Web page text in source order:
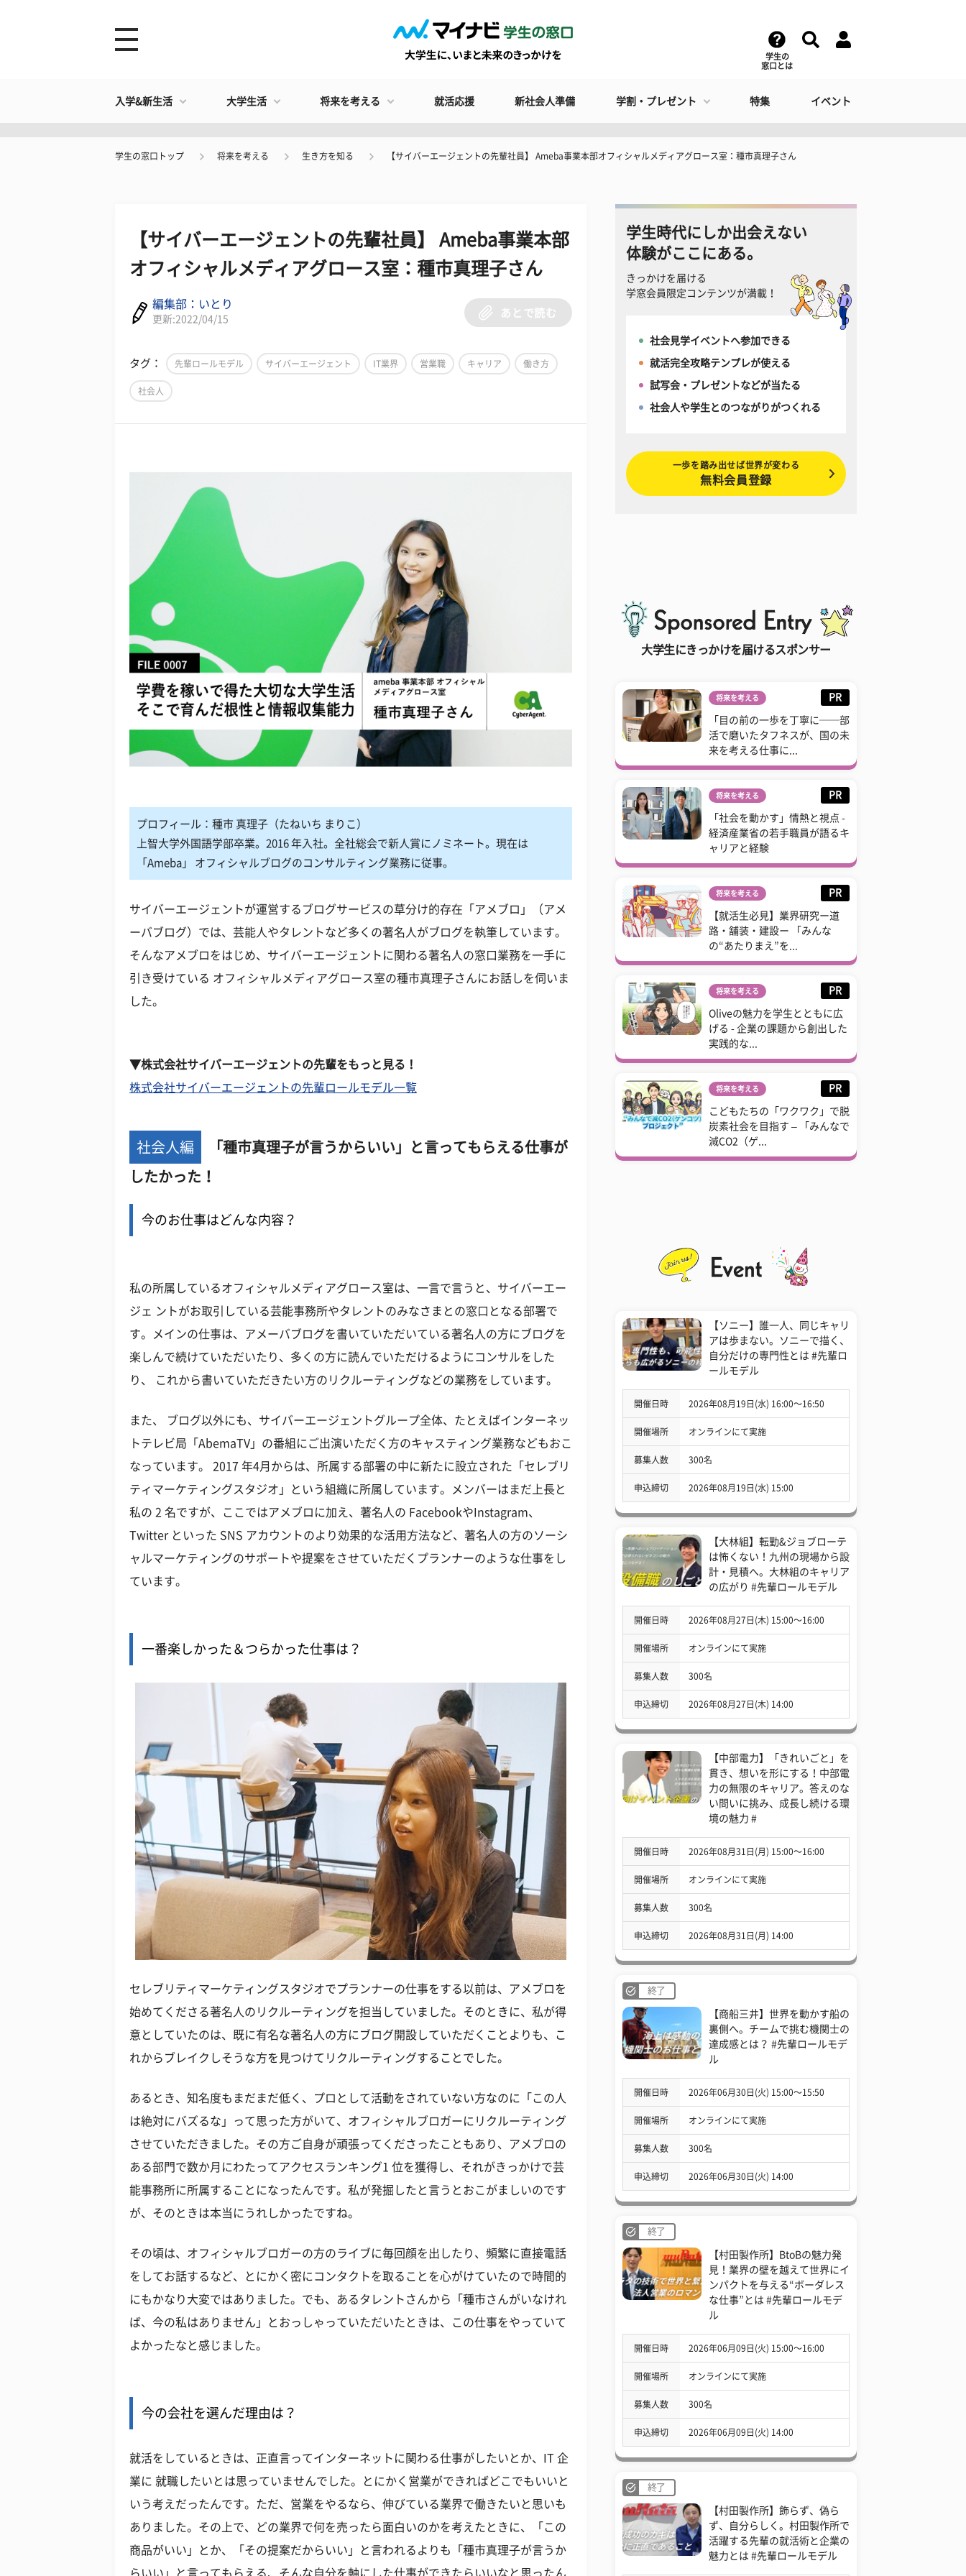
学生の
窓口とは
入学&新生活 大学生活 将来を考える 就活応援 新社会人準備 学割・プレゼント 特集 イベント
学生の窓口トップ 将来を考える 生き方を知る 【サイバーエージェントの先輩社員】 Ameba事業本部オフィシャルメディアグロース室：種市真理子さん
【サイバーエージェントの先輩社員】 Ameba事業本部
オフィシャルメディアグロース室：種市真理子さん
編集部：いとり
更新:2022/04/15
あとで読む
タグ： 先輩ロールモデル サイバーエージェント IT業界 営業職 キャリア 働き方
社会人
プロフィール：種市 真理子（たねいち まりこ）
上智大学外国語学部卒業。2016 年入社。全社総会で新人賞にノミネート。現在は
「Ameba」 オフィシャルブログのコンサルティング業務に従事。
サイバーエージェントが運営するブログサービスの草分け的存在「アメブロ」（アメ
ーバブログ）では、芸能人やタレントなど多くの著名人がブログを執筆しています。
そんなアメブロをはじめ、サイバーエージェントに関わる著名人の窓口業務を一手に
引き受けている オフィシャルメディアグロース室の種市真理子さんにお話しを伺いま
した。
▼株式会社サイバーエージェントの先輩をもっと見る！
株式会社サイバーエージェントの先輩ロールモデル一覧
社会人編 「種市真理子が言うからいい」と言ってもらえる仕事が
したかった！
今のお仕事はどんな内容？
私の所属しているオフィシャルメディアグロース室は、一言で言うと、サイバーエー
ジェ ントがお取引している芸能事務所やタレントのみなさまとの窓口となる部署で
す。メインの仕事は、アメーバブログを書いていただいている著名人の方にブログを
楽しんで続けていただいたり、多くの方に読んでいただけるようにコンサルをした
り、 これから書いていただきたい方のリクルーティングなどの業務をしています。
また、 ブログ以外にも、サイバーエージェントグループ全体、たとえばインターネッ
トテレビ局「AbemaTV」の番組にご出演いただく方のキャスティング業務などもおこ
なっています。 2017 年4月からは、所属する部署の中に新たに設立された「セレブリ
ティマーケティングスタジオ」という組織に所属しています。メンバーはまだ上長と
私の 2 名ですが、ここではアメブロに加え、著名人の FacebookやInstagram、
Twitter といった SNS アカウントのより効果的な活用方法など、著名人の方のソーシ
ャルマーケティングのサポートや提案をさせていただくプランナーのような仕事をし
ています。
一番楽しかった＆つらかった仕事は？
セレブリティマーケティングスタジオでプランナーの仕事をする以前は、アメブロを
始めてくださる著名人のリクルーティングを担当していました。そのときに、私が得
意としていたのは、既に有名な著名人の方にブログ開設していただくことよりも、こ
れからブレイクしそうな方を見つけてリクルーティングすることでした。
あるとき、知名度もまだまだ低く、プロとして活動をされていない方なのに「この人
は絶対にバズるな」って思った方がいて、オフィシャルブロガーにリクルーティング
させていただきました。その方ご自身が頑張ってくださったこともあり、アメブロの
ある部門で数か月にわたってアクセスランキング1 位を獲得し、それがきっかけで芸
能事務所に所属することになったんです。私が発掘したと言うとおこがましいのです
が、そのときは本当にうれしかったですね。
その頃は、オフィシャルブロガーの方のライブに毎回顔を出したり、頻繁に直接電話
をしてお話するなど、とにかく密にコンタクトを取ることを心がけていたので時間的
にもかなり大変ではありました。でも、あるタレントさんから「種市さんがいなけれ
ば、今の私はありません」とおっしゃっていただいたときは、この仕事をやっていて
よかったなと感じました。
今の会社を選んだ理由は？
就活をしているときは、正直言ってインターネットに関わる仕事がしたいとか、IT 企
業に 就職したいとは思っていませんでした。とにかく営業ができればどこでもいいと
いう考えだったんです。ただ、営業をやるなら、伸びている業界で働きたいと思いも
ありました。その上で、どの業界で何を売ったら面白いのかを考えたときに、「この
商品がいい」とか、「その提案だからいい」と言われるよりも「種市真理子が言うか
らいい」と言ってもらえる、そんな自分を軸にした仕事ができたらいいなと思ったん
学生時代にしか出会えない
体験がここにある。
きっかけを届ける
学窓会員限定コンテンツが満載！
社会見学イベントへ参加できる
就活完全攻略テンプレが使える
試写会・プレゼントなどが当たる
社会人や学生とのつながりがつくれる
一歩を踏み出せば世界が変わる
無料会員登録
大学生にきっかけを届けるスポンサー
将来を考える PR
「目の前の一歩を丁寧に──部
活で磨いたタフネスが、国の未
来を考える仕事に...
将来を考える PR
「社会を動かす」情熱と視点 -
経済産業省の若手職員が語るキ
ャリアと経験
将来を考える PR
【就活生必見】業界研究ー道
路・舗装・建設ー 「みんな
の“あたりまえ”を...
将来を考える PR
Oliveの魅力を学生とともに広
げる - 企業の課題から創出した
実践的な...
将来を考える PR
こどもたちの「ワクワク」で脱
炭素社会を目指す – 「みんなで
減CO2（ゲ...
【ソニー】誰一人、同じキャリ
アは歩まない。ソニーで描く、
自分だけの専門性とは #先輩ロ
ールモデル
開催日時 2026年08月19日(水) 16:00〜16:50
開催場所 オンラインにて実施
募集人数 300名
申込締切 2026年08月19日(水) 15:00
【大林組】転勤&ジョブローテ
は怖くない！九州の現場から設
計・見積へ。大林組のキャリア
の広がり #先輩ロールモデル
開催日時 2026年08月27日(木) 15:00〜16:00
開催場所 オンラインにて実施
募集人数 300名
申込締切 2026年08月27日(木) 14:00
【中部電力】「きれいごと」を
貫き、想いを形にする！中部電
力の無限のキャリア。答えのな
い問いに挑み、成長し続ける環
境の魅力 #
開催日時 2026年08月31日(月) 15:00〜16:00
開催場所 オンラインにて実施
募集人数 300名
申込締切 2026年08月31日(月) 14:00
終了
【商船三井】世界を動かす船の
裏側へ。チームで挑む機関士の
達成感とは？ #先輩ロールモデ
ル
開催日時 2026年06月30日(火) 15:00〜15:50
開催場所 オンラインにて実施
募集人数 300名
申込締切 2026年06月30日(火) 14:00
終了
【村田製作所】BtoBの魅力発
見！業界の壁を越えて世界にイ
ンパクトを与える“ボーダレス
な仕事”とは #先輩ロールモデ
ル
開催日時 2026年06月09日(火) 15:00〜16:00
開催場所 オンラインにて実施
募集人数 300名
申込締切 2026年06月09日(火) 14:00
終了
【村田製作所】飾らず、偽ら
ず、自分らしく。村田製作所で
活躍する先輩の就活術と企業の
魅力とは #先輩ロールモデル